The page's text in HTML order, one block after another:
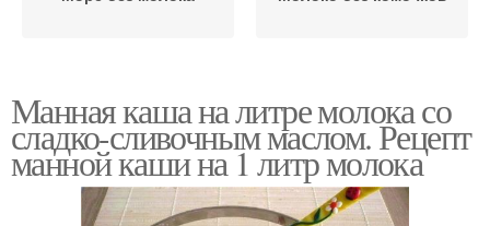
Манная каша на литре молока со
сладко-сливочным маслом. Рецепт
манной каши на 1 литр молока